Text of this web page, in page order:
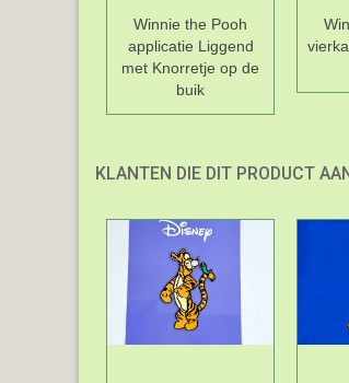
Winnie the Pooh
applicatie Liggend
met Knorretje op de
buik
KLANTEN DIE DIT PRODUCT